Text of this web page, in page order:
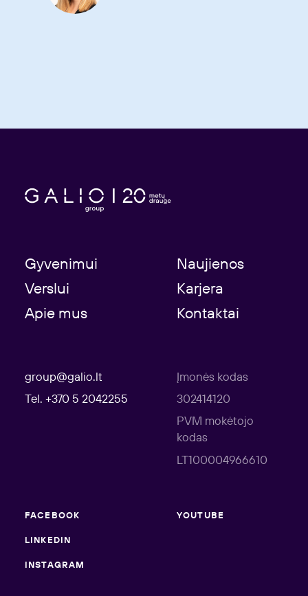
Gyvenimui
Naujienos
Verslui
Karjera
Apie mus
Kontaktai
group@galio.lt
Tel. +370 5 2042255
Įmonės kodas
302414120
PVM mokėtojo
kodas
LT100004966610
FACEBOOK
LINKEDIN
INSTAGRAM
YOUTUBE